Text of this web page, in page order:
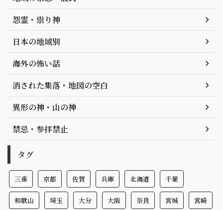
怨霊・祟り神
日本の地域別
海外の怖い話
消された集落・地図の空白
異形の神・山の神
禁忌・参拝禁止
タグ
三重 京都 佐賀 兵庫 北海道 千葉
和歌山 埼玉 大分 大阪 奈良 宮城 宮崎